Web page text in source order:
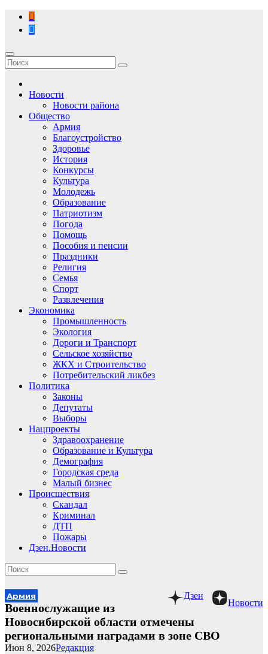
Перейти
содержимому
Новости
Новости района
Общество
Армия
Благоустройство
Здоровье
История
Конкурсы
Культура
Молодежь
Образование
Патриотизм
Погода
Помощь
Пособия и пенсии
Праздники
Религия
Семья
Спорт
Развлечения
Экономика
Промышленность
Экология
Дороги и Транспорт
Сельское хозяйство
ЖКХ и Строительство
Потребительский ликбез
Политика
Законы
Депутаты
Выборы
Нацпроекты
Здравоохранение
Образование и Культура
Демография
Городская среда
Малый бизнес
Происшествия
Скандал
Криминал
ДТП
Пожары
Дзен.Новости
Новости
Дзен
Армия
Военнослужащие из
Новосибирской области отмечены
региональными наградами в зоне СВО
Редакция
Июн 8, 2026